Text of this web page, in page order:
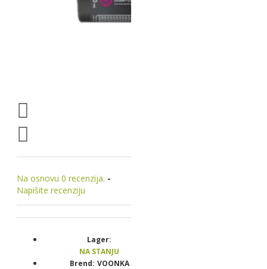
Na osnovu 0 recenzija. -
Napišite recenziju
Lager:
NA STANJU
Brend: VOONKA